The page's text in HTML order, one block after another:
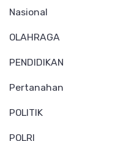
Nasional
OLAHRAGA
PENDIDIKAN
Pertanahan
POLITIK
POLRI